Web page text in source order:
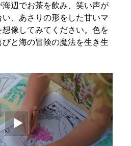
辺でお茶を飲み、笑い声が
、あさりの形をした甘いマ
像してみてください。色を
と海の冒険の魔法を生き生